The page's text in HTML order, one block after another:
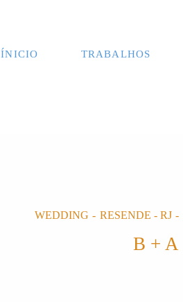
ÍNICIO TRABALHOS
WEDDING RESENDE - RJ
B + A